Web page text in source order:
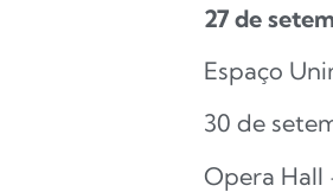
27 de
Espaço
30 de
Opera Hall